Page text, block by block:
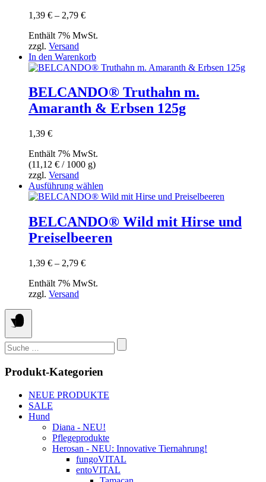
gewählt
1,39 € – 2,79 €Preisspanne:
bis
Enthält 7% MwSt.
zzgl. Versand
In den Warenkorb
BELCANDO® Truthahn m.
Amaranth & Erbsen 125g
1,39 €
Enthält 7% MwSt.
(11,12 € / 1000 g)
zzgl. Versand
Ausführung wählen
Produkt
mehrere
Varianten
auf.
BELCANDO® Wild mit Hirse und
Preiselbeeren
1,39 € – 2,79 €Preisspanne:
bis
Enthält 7% MwSt.
zzgl. Versand
Suchen
nach:
Produkt-Kategorien
NEUE PRODUKTE
SALE
Hund
Diana - NEU!
Pflegeprodukte
Herosan - NEU: Innovative Tiernahrung!
fungoVITAL
entoVITAL